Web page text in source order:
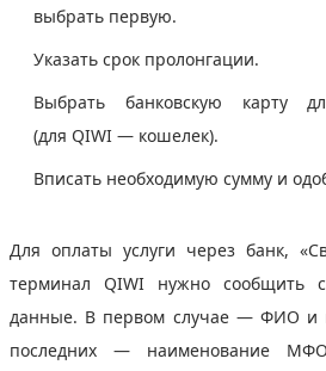
выбрать первую.
Указать срок пролонгации.
Выбрать банковскую карту
(для QIWI — кошелек).
Вписать необходимую сумму и
Для оплаты услуги через банк,
терминал QIWI нужно сообщить
данные. В первом случае — ФИО и
последних — наименование